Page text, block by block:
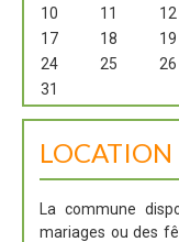
10
11 12
17
18 19
24
25 26
31
LOCATION
La commune
mariages ou des